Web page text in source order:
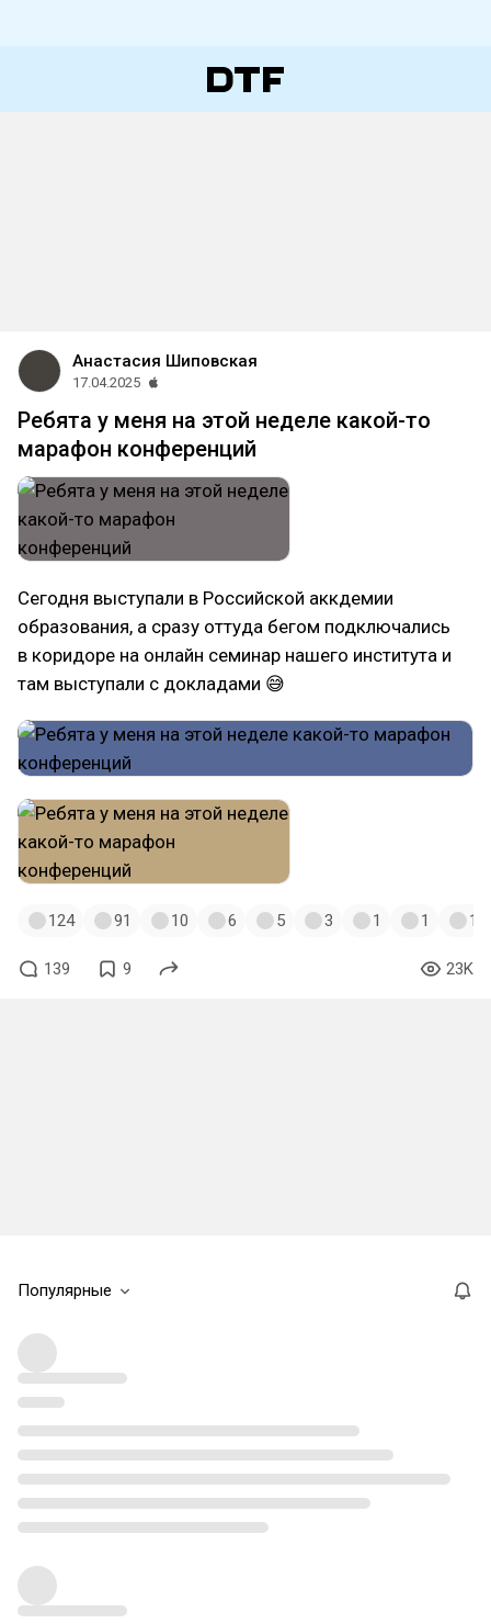
Анастасия Шиповская
17.04.2025
Ребята у меня на этой неделе какой-то
марафон конференций
Сегодня выступали в Российской аккдемии
образования, а сразу оттуда бегом подключались
в коридоре на онлайн семинар нашего института и
там выступали с докладами 😅
124 91 10 6 5 3 1 1 1
139 9 23K
Популярные